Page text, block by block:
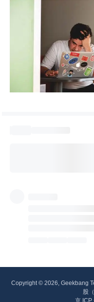
Copyright © 2026, Geekbang
股
京 ICP